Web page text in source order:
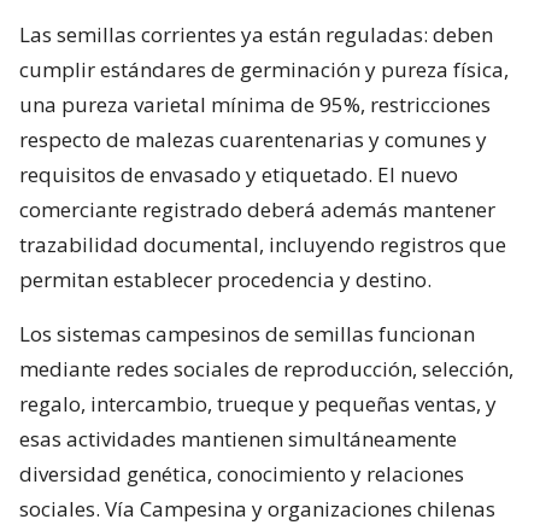
Las semillas corrientes ya están reguladas: deben
cumplir estándares de germinación y pureza física,
una pureza varietal mínima de 95%, restricciones
respecto de malezas cuarentenarias y comunes y
requisitos de envasado y etiquetado. El nuevo
comerciante registrado deberá además mantener
trazabilidad documental, incluyendo registros que
permitan establecer procedencia y destino.
Los sistemas campesinos de semillas funcionan
mediante redes sociales de reproducción, selección,
regalo, intercambio, trueque y pequeñas ventas, y
esas actividades mantienen simultáneamente
diversidad genética, conocimiento y relaciones
sociales. Vía Campesina y organizaciones chilenas